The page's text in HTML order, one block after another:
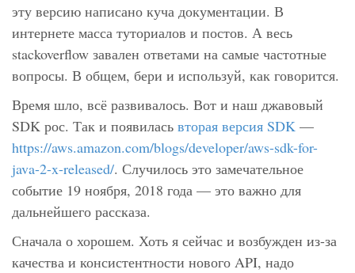
эту версию написано куча документации. В
интернете масса туториалов и постов. А весь
stackoverflow завален ответами на самые частотные
вопросы. В общем, бери и используй, как говорится.
Время шло, всё развивалось. Вот и наш джавовый
SDK рос. Так и появилась вторая версия SDK —
https://aws.amazon.com/blogs/developer/aws-sdk-for-
java-2-x-released/. Случилось это замечательное
событие 19 ноября, 2018 года — это важно для
дальнейшего рассказа.
Сначала о хорошем. Хоть я сейчас и возбужден из-за
качества и консистентности нового API, надо